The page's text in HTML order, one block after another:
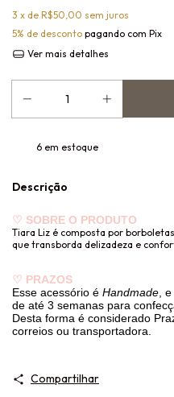
3 x de R$50,00 sem juros
5% de desconto pagando com Pix
Ver mais detalhes
6 em estoque
Descrição
♡ SOBRE O PRODUTO
Tiara Liz é composta por
que transborda delizadeza e
♡ PRAZOS
Esse acessório é Handmade,
de até 3 semanas para
Desta forma é considerado
correios ou transportadora.
Compartilhar